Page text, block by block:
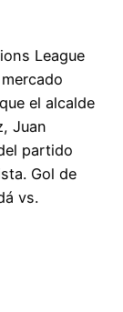
League
el alcalde
Juan
partido
Gol de
vs.